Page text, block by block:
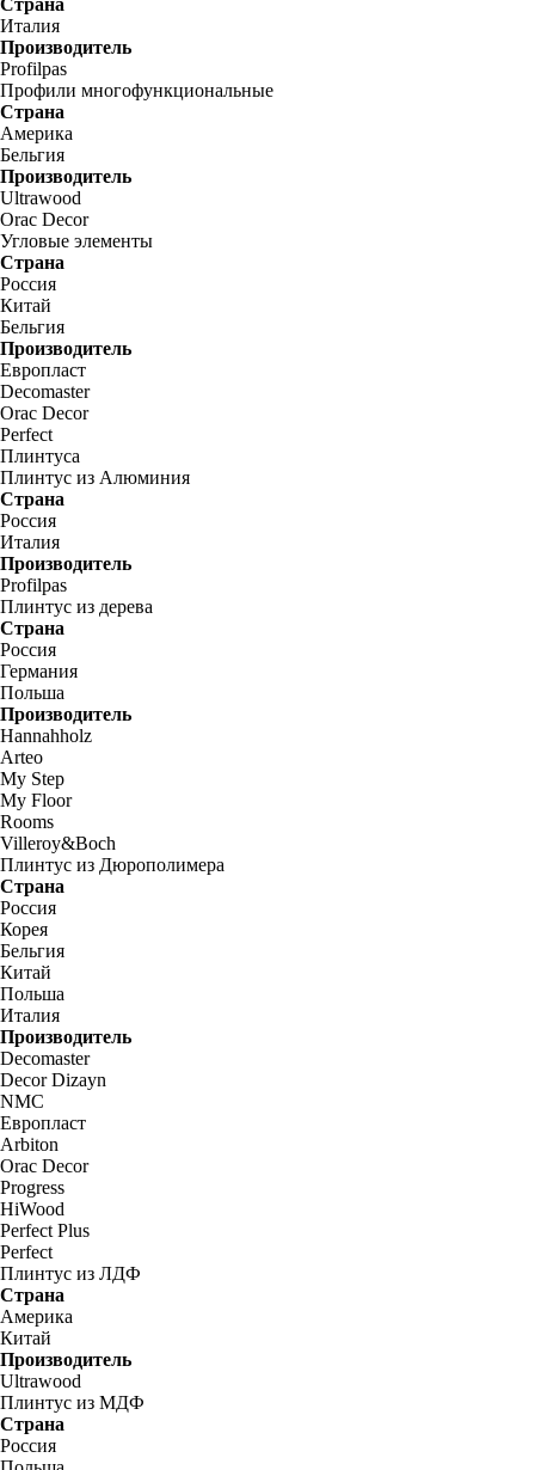
Страна
Италия
Производитель
Profilpas
Профили многофункциональные
Страна
Америка
Бельгия
Производитель
Ultrawood
Orac Decor
Угловые элементы
Страна
Россия
Китай
Бельгия
Производитель
Европласт
Decomaster
Orac Decor
Perfect
Плинтуса
Плинтус из Алюминия
Страна
Россия
Италия
Производитель
Profilpas
Плинтус из дерева
Страна
Россия
Германия
Польша
Производитель
Hannahholz
Arteo
My Step
My Floor
Rooms
Villeroy&Boch
Плинтус из Дюрополимера
Страна
Россия
Корея
Бельгия
Китай
Польша
Италия
Производитель
Decomaster
Decor Dizayn
NMC
Европласт
Arbiton
Orac Decor
Progress
HiWood
Perfect Plus
Perfect
Плинтус из ЛДФ
Страна
Америка
Китай
Производитель
Ultrawood
Плинтус из МДФ
Страна
Россия